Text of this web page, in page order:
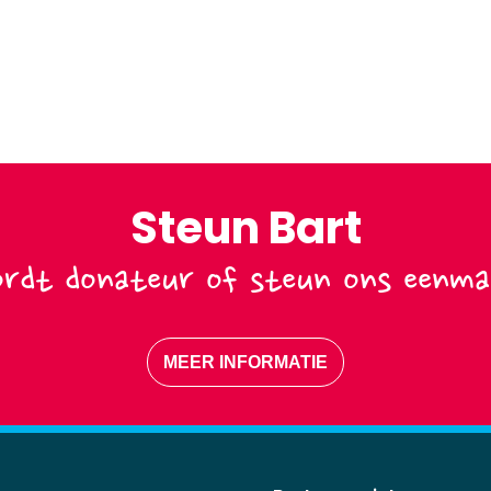
Steun Bart
donateur of steun ons
MEER INFORMATIE